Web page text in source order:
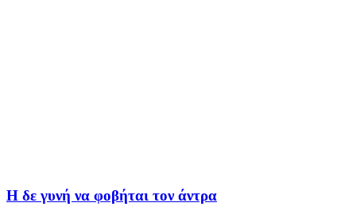
Η δε γυνή να φοβήται τον άντρα